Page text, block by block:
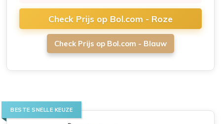
Check Prijs op Bol.com - Roze
Check Prijs op Bol.com - Blauw
BESTE SNELLE KEUZE